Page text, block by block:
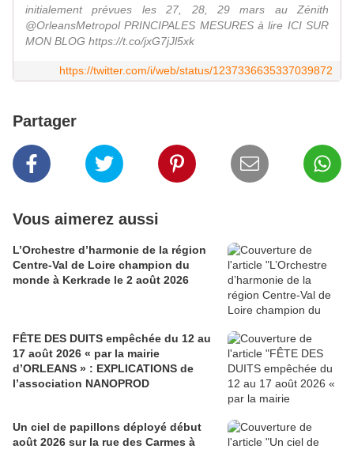
initialement prévues les 27, 28, 29 mars au Zénith
@OrleansMetropol PRINCIPALES MESURES à lire ICI SUR
MON BLOG https://t.co/jxG7jJl5xk
https://twitter.com/i/web/status/1237336635337039872
Partager
Vous aimerez aussi
L’Orchestre d’harmonie de la région
Centre-Val de Loire champion du
monde à Kerkrade le 2 août 2026
FÊTE DES DUITS empêchée du 12 au
17 août 2026 « par la mairie
d’ORLEANS » : EXPLICATIONS de
l’association NANOPROD
Un ciel de papillons déployé début
août 2026 sur la rue des Carmes à